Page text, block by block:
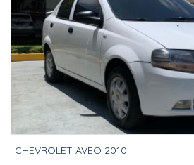
CHEVROLET AVEO 2010